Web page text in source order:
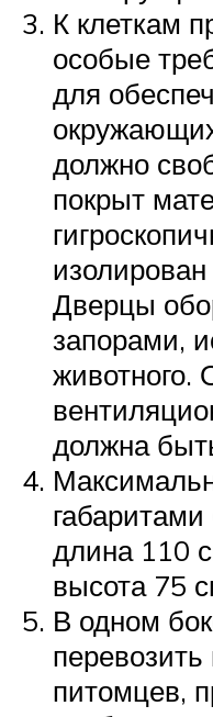
К клеткам
особые
для
должно
покрыт
изолирован
Дверцы
запорами,
должна
длина 110
высота 75
В одном
питомцев,